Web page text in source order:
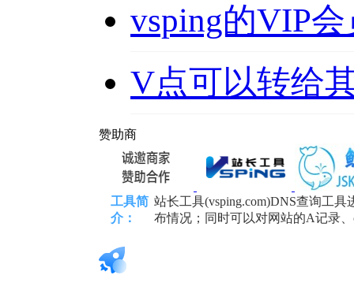
vsping的VIP
V点可以转给
赞助商
工具简
介：
站长工具(vsping.com)DNS查询工
布情况；同时可以对网站的A记录